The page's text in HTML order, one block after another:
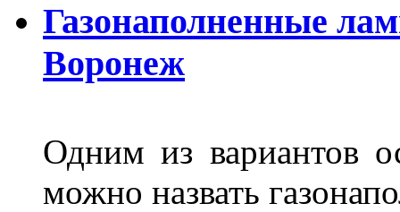
Газонаполненные
Воронеж
Одним из вариантов
можно назвать